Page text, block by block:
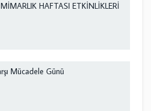
HAFTASI ETKİNLİKLERİ
Mücadele Günü